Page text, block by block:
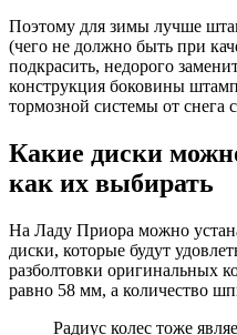
Поэтому для зимы лучше
(чего не должно быть при
подкрасить, недорого
конструкция боковины
тормозной системы от снега
Какие диски
как их выбирать
На Ладу Приора можно
диски, которые будут
разболтовки оригинальных
равно 58 мм, а количество
Радиус колес тоже